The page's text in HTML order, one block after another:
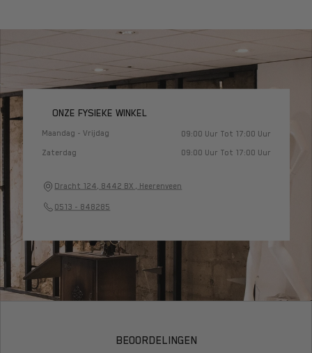
ONZE FYSIEKE WINKEL
Maandag - Vrijdag 09:00 Uur Tot 17:00 Uur
Zaterdag 09:00 Uur Tot 17:00 Uur
Dracht 124, 8442 BX , Heerenveen
0513 - 848285
BEOORDELINGEN